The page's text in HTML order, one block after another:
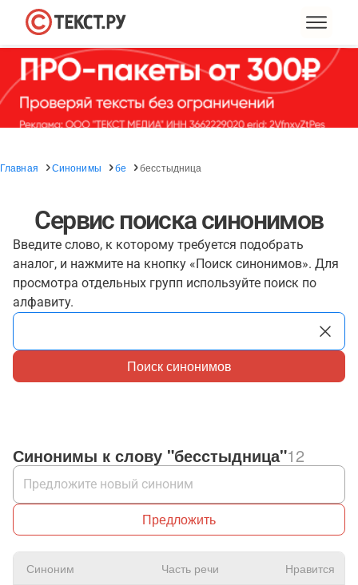
Главная Синонимы бе бесстыдница
Сервис поиска синонимов
Введите слово, к которому требуется подобрать
аналог, и нажмите на кнопку «Поиск синонимов». Для
просмотра отдельных групп используйте поиск по
алфавиту.
Поиск синонимов
Синонимы к слову "бесстыдница"12
Предложить
Синоним Часть речи Нравится